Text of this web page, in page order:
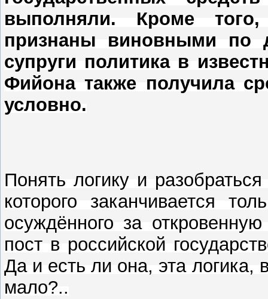
выполняли. Кроме
признаны виновными по
супруги политика в
Фийона также получила
условно.
Понять логику и
которого заканчивается
осуждённого за
пост в российской
Да и есть ли она, эта
мало?..